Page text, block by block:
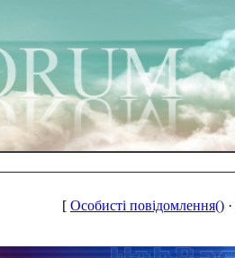
[ Особисті повідомлення() ·